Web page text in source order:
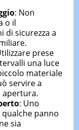
: Non
o il
di sicurezza a
prese
una luce
materiale
servire a
apertura.
: Uno
panno
sia